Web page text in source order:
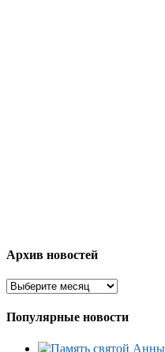
Архив новостей
Популярные новости